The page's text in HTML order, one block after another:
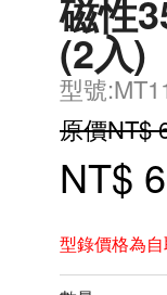
磁性
(2入)
型號
原價NT$
NT$
型錄價格為